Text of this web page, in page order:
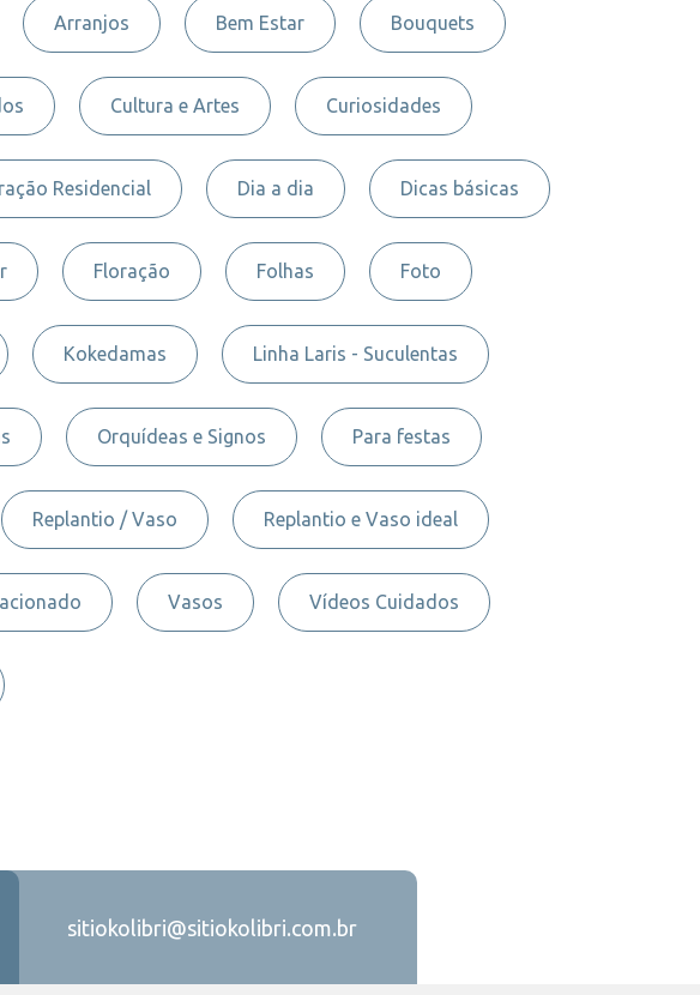
Arranjos Bem Estar Bouquets
Cultura e Artes Curiosidades
Residencial Dia a dia Dicas básicas
Floração Folhas Foto
Kokedamas Linha Laris - Suculentas
Orquídeas e Signos Para festas
Replantio / Vaso Replantio e Vaso ideal
Vasos Vídeos Cuidados
sitiokolibri@sitiokolibri.com.br